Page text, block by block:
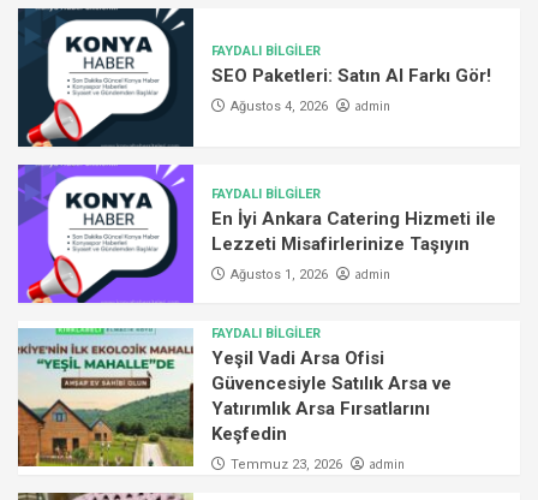
FAYDALI BİLGİLER
SEO Paketleri: Satın Al Farkı Gör!
Ağustos 4, 2026 admin
FAYDALI BİLGİLER
En İyi Ankara Catering Hizmeti ile
Lezzeti Misafirlerinize Taşıyın
Ağustos 1, 2026 admin
FAYDALI BİLGİLER
Yeşil Vadi Arsa Ofisi
Güvencesiyle Satılık Arsa ve
Yatırımlık Arsa Fırsatlarını
Keşfedin
Temmuz 23, 2026 admin